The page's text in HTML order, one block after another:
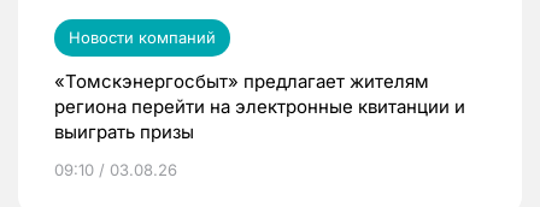
Новости компаний
«Томскэнергосбыт» предлагает жителям
региона перейти на электронные квитанции и
выиграть призы
09:10 / 03.08.26